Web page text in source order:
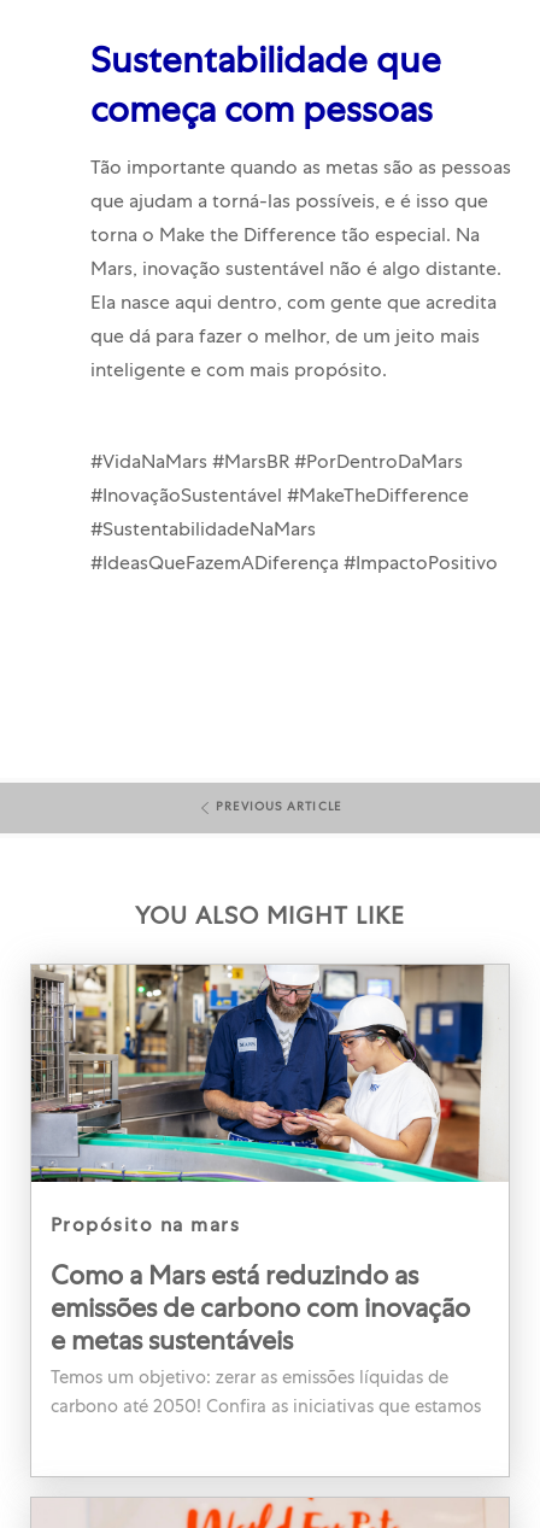
Sustentabilidade que
começa com pessoas
T ão importante quando as metas são as pessoas
que ajudam a torná-las possíveis, e é isso que
torna o Make the Difference tão especial. Na
Mars, inovação sustentável não é algo distante.
Ela nasce aqui dentro, com gente que acredita
que dá para fazer o melhor, de um jeito mais
inteligente e com mais propósito.
#VidaNaMars #MarsBR #PorDentroDaMars
#InovaçãoSustentável #MakeTheDifference
#SustentabilidadeNaMars
#IdeasQueFazemADiferença #ImpactoPositivo
PREVIOUS ARTICLE
YOU ALSO MIGHT LIKE
category
propósito na mars
Como a Mars está reduzindo as
emissões de carbono com inovação
e metas sustentáveis
Temos um objetivo: zerar as emissões líquidas de
carbono até 2050! Confira as iniciativas que estamos